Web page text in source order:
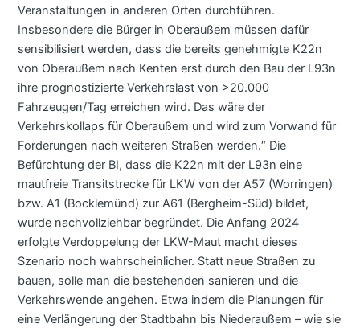
Veranstaltungen in anderen Orten durchführen.
Insbesondere die Bürger in Oberaußem müssen dafür
sensibilisiert werden, dass die bereits genehmigte K22n
von Oberaußem nach Kenten erst durch den Bau der L93n
ihre prognostizierte Verkehrslast von >20.000
Fahrzeugen/Tag erreichen wird. Das wäre der
Verkehrskollaps für Oberaußem und wird zum Vorwand für
Forderungen nach weiteren Straßen werden.“ Die
Befürchtung der BI, dass die K22n mit der L93n eine
mautfreie Transitstrecke für LKW von der A57 (Worringen)
bzw. A1 (Bocklemünd) zur A61 (Bergheim-Süd) bildet,
wurde nachvollziehbar begründet. Die Anfang 2024
erfolgte Verdoppelung der LKW-Maut macht dieses
Szenario noch wahrscheinlicher. Statt neue Straßen zu
bauen, solle man die bestehenden sanieren und die
Verkehrswende angehen. Etwa indem die Planungen für
eine Verlängerung der Stadtbahn bis Niederaußem – wie sie